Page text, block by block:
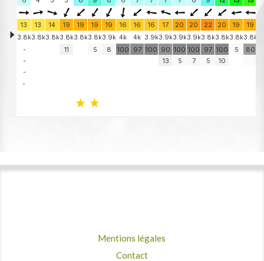
Mentions légales
Contact